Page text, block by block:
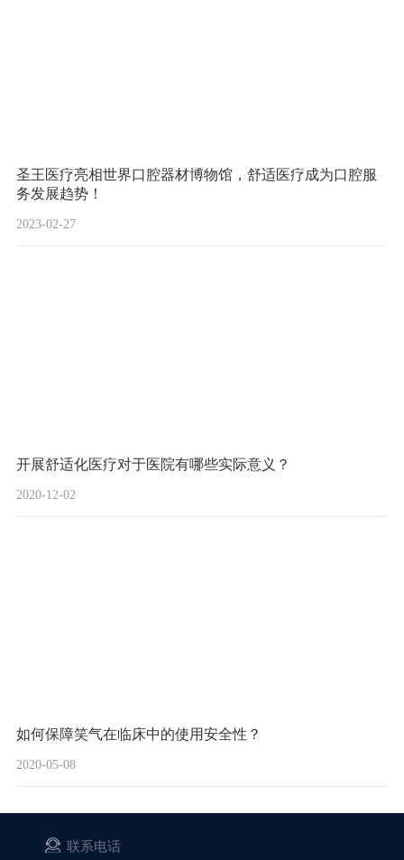
圣王医疗亮相世界口腔器材博物馆，舒适医疗成为口腔服
务发展趋势！
2023-02-27
开展舒适化医疗对于医院有哪些实际意义？
2020-12-02
如何保障笑气在临床中的使用安全性？
2020-05-08
联系电话